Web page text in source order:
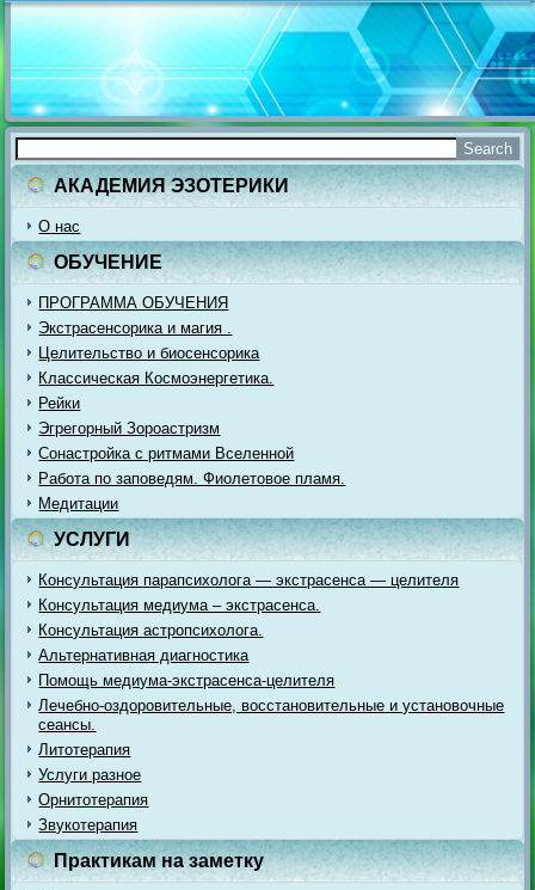
АКАДЕМИЯ ЭЗОТЕРИКИ
О нас
ОБУЧЕНИЕ
ПРОГРАММА ОБУЧЕНИЯ
Экстрасенсорика и магия .
Целительство и биосенсорика
Классическая Космоэнергетика.
Рейки
Эгрегорный Зороастризм
Сонастройка с ритмами Вселенной
Работа по заповедям. Фиолетовое пламя.
Медитации
УСЛУГИ
Консультация парапсихолога — экстрасенса — целителя
Консультация медиума – экстрасенса.
Консультация астропсихолога.
Альтернативная диагностика
Помощь медиума-экстрасенса-целителя
Лечебно-оздоровительные, восстановительные и установочные
сеансы.
Литотерапия
Услуги разное
Орнитотерапия
Звукотерапия
Практикам на заметку